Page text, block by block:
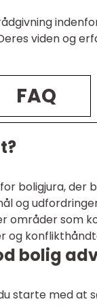
viden og
FAQ
boligjura,
og
områder som
og
bolig
starte med at